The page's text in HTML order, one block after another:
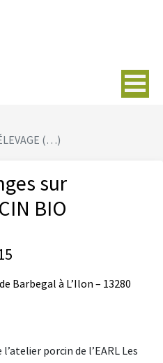
(…)
sur
BIO
Barbegal à L’Ilon – 13280
porcin de l’EARL Les